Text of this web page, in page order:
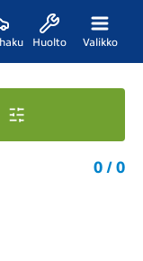
Huolto Valikko
0 / 0